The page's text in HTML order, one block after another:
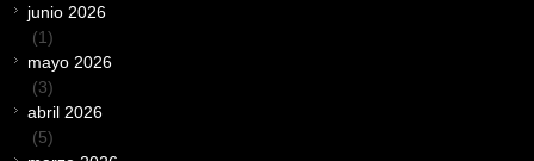
junio 2026
(1)
mayo 2026
(3)
abril 2026
(5)